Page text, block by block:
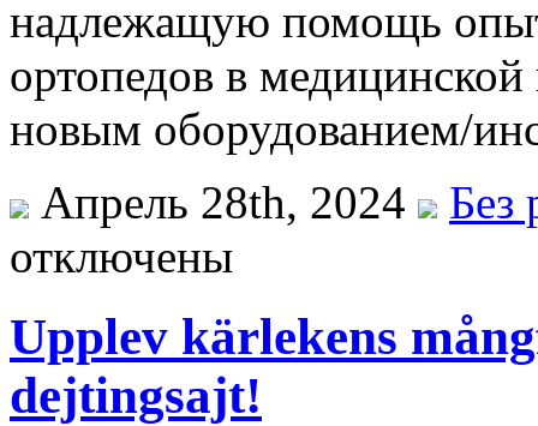
надлежащую помощь
ортопедов в
новым оборудованием/
Апрель 28th, 2024
Без
отключены
Upplev kärlekens
dejtingsajt!